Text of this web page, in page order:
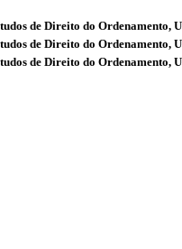
de Direito do Ordenamento,
de Direito do Ordenamento,
de Direito do Ordenamento,